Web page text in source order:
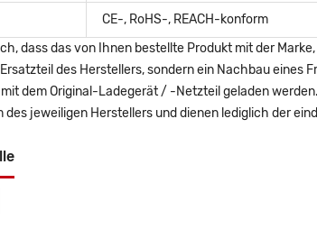
CE-, RoHS-, REACH-konform
dass das von Ihnen bestellte Produkt mit der
des Herstellers, sondern ein Nachbau
dem Original-Ladegerät / -Netzteil geladen
des jeweiligen Herstellers und dienen lediglich der